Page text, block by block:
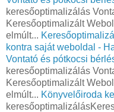
keresőoptimalizálás
Keresőoptimalizált
elmúlt...
kontra saját weboldal -
Vontató és pótkocsi
keresőoptimalizálás
Keresőoptimalizált
elmúlt... Könyvelőiroda